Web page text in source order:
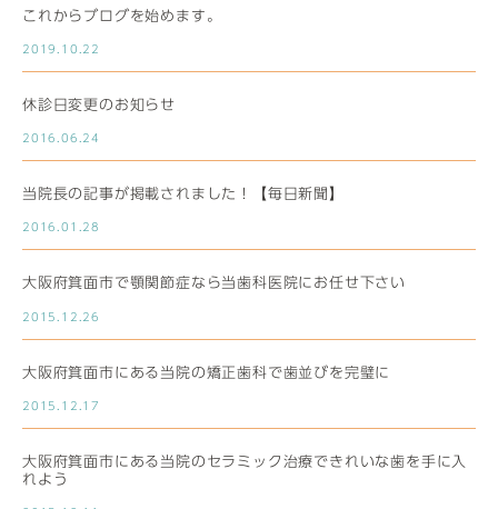
これからブログを始めます。
2019.10.22
休診日変更のお知らせ
2016.06.24
当院長の記事が掲載されました！【毎日新聞】
2016.01.28
大阪府箕面市で顎関節症なら当歯科医院にお任せ下さい
2015.12.26
大阪府箕面市にある当院の矯正歯科で歯並びを完璧に
2015.12.17
大阪府箕面市にある当院のセラミック治療できれいな歯を手に入
れよう